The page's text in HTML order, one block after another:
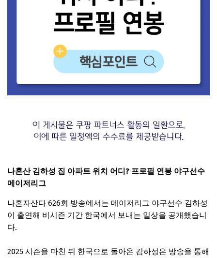
나혼산 김하성 집 아파트 위치 어디? 프로필 연봉 야구선수
메이저리그
나혼자산다 626회 방송에서는 메이저리그 야구선수 김하성
이 출연해 비시즌 기간 한국에서 보내는 일상을 공개했습니
다.
2025 시즌을 마친 뒤 한국으로 돌아온 김하성은 방송을 통해